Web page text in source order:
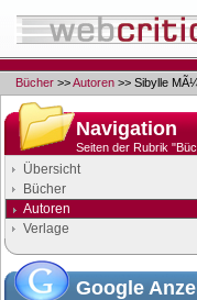
Bücher >>Autoren >> Sibylle
Navigation
Seiten der Rubrik
Übersicht
Bücher
Autoren
Verlage
Google